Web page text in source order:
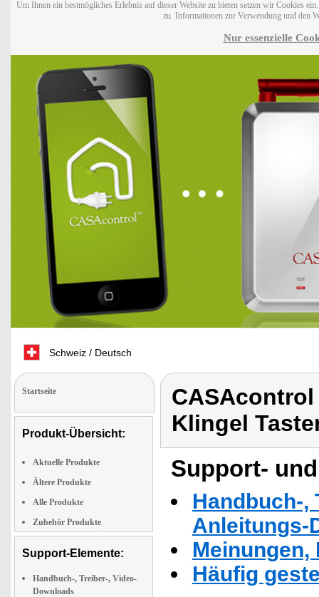
Um Ihnen ein bestmögliches Erlebnis auf dieser Website zu bieten setzen wir Cookies
zu. Informationen zur Verwendung und den
Nur essenzielle
Schweiz / Deutsch
Startseite
Produkt-Übersicht:
Aktuelle Produkte
Ältere Produkte
Alle Produkte
Zubehör Produkte
Support-Elemente:
Handbuch-, Treiber-, Video-
Downloads
Klingel
Support-
Handbuch-,
Anleitungs-
Häufig